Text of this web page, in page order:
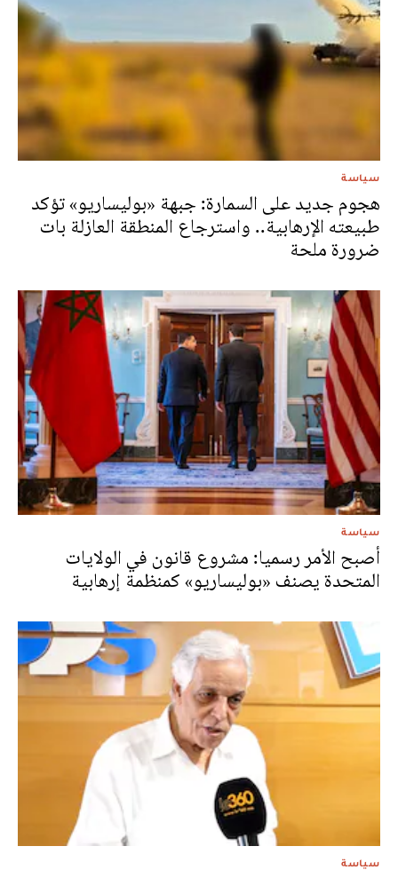
سياسة
هجوم جديد على السمارة: جبهة «بوليساريو» تؤكد
طبيعته الإرهابية.. واسترجاع المنطقة العازلة بات
ضرورة ملحة
سياسة
أصبح الأمر رسميا: مشروع قانون في الولايات
المتحدة يصنف «بوليساريو» كمنظمة إرهابية
سياسة